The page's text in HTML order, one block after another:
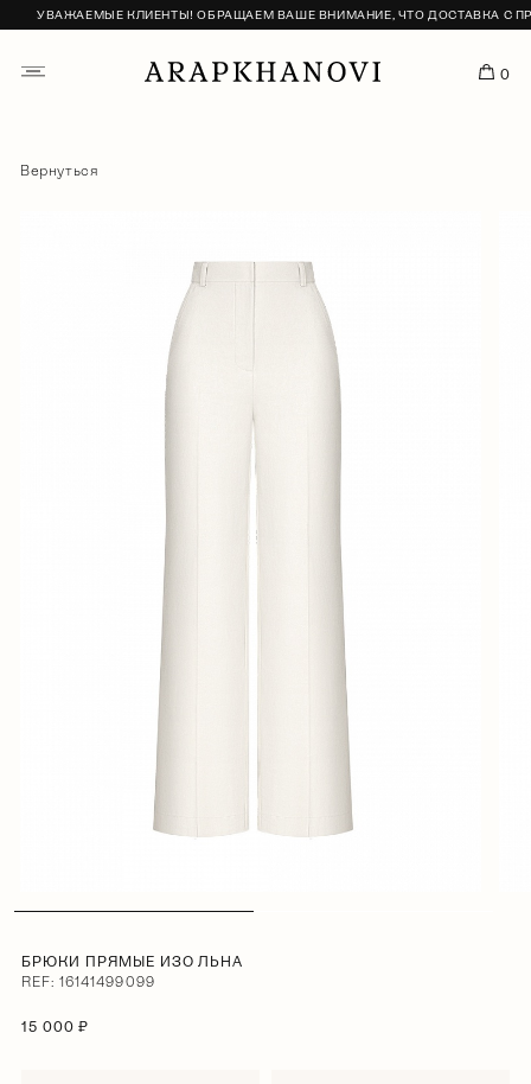
УВАЖАЕМЫЕ КЛИЕНТЫ! ОБРАЩАЕМ ВАШЕ ВНИМАНИЕ, ЧТО ДОСТАВКА С
0
Вернуться
БРЮКИ ПРЯМЫЕ ИЗО ЛЬНА
REF: 16141499099
15 000 ₽